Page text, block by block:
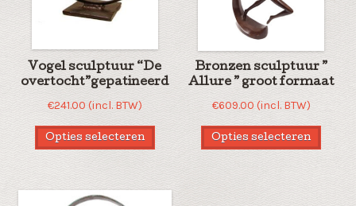
Vogel sculptuur “De
overtocht”gepatineerd
€241.00 (incl. BTW)
Opties selecteren
Bronzen sculptuur ”
Allure ” groot formaat
€609.00 (incl. BTW)
Opties selecteren